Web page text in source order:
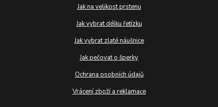
Jak na velikost prstenu
Jak vybrat délku řetízku
Jak vybrat zlaté náušnice
Jak pečovat o šperky
Ochrana osobních údajů
Vrácení zboží a reklamace